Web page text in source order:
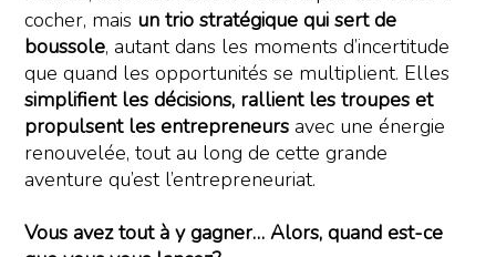
cocher, mais un trio stratégique qui sert de
boussole, autant dans les moments d’incertitude
que quand les opportunités se multiplient. Elles
simplifient les décisions, rallient les troupes et
propulsent les entrepreneurs avec une énergie
renouvelée, tout au long de cette grande
aventure qu’est l’entrepreneuriat.
Vous avez tout à y gagner… Alors, quand est-ce